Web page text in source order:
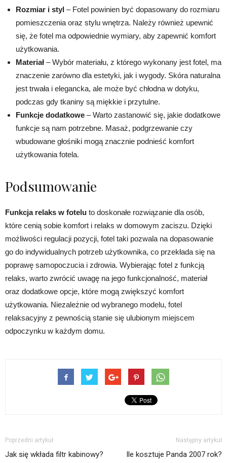
Rozmiar i styl – Fotel powinien być dopasowany do rozmiaru
pomieszczenia oraz stylu wnętrza. Należy również upewnić
się, że fotel ma odpowiednie wymiary, aby zapewnić komfort
użytkowania.
Materiał – Wybór materiału, z którego wykonany jest fotel, ma
znaczenie zarówno dla estetyki, jak i wygody. Skóra naturalna
jest trwała i elegancka, ale może być chłodna w dotyku,
podczas gdy tkaniny są miękkie i przytulne.
Funkcje dodatkowe – Warto zastanowić się, jakie dodatkowe
funkcje są nam potrzebne. Masaż, podgrzewanie czy
wbudowane głośniki mogą znacznie podnieść komfort
użytkowania fotela.
Podsumowanie
Funkcja relaks w fotelu to doskonałe rozwiązanie dla osób,
które cenią sobie komfort i relaks w domowym zaciszu. Dzięki
możliwości regulacji pozycji, fotel taki pozwala na dopasowanie
go do indywidualnych potrzeb użytkownika, co przekłada się na
poprawę samopoczucia i zdrowia. Wybierając fotel z funkcją
relaks, warto zwrócić uwagę na jego funkcjonalność, materiał
oraz dodatkowe opcje, które mogą zwiększyć komfort
użytkowania. Niezależnie od wybranego modelu, fotel
relaksacyjny z pewnością stanie się ulubionym miejscem
odpoczynku w każdym domu.
Poprzedni artykuł
Jak się wkłada filtr kabinowy?
Następny artykuł
Ile kosztuje Panda 2007 rok?